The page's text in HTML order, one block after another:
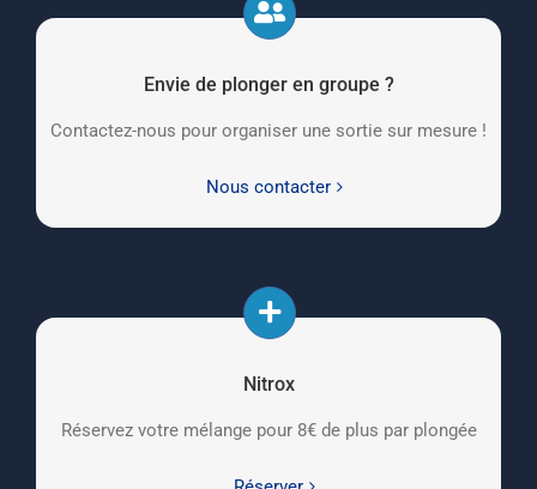
Envie de plonger en groupe ?
Contactez-nous pour organiser une sortie sur mesure !
Nous contacter
Nitrox
Réservez votre mélange pour 8€ de plus par plongée